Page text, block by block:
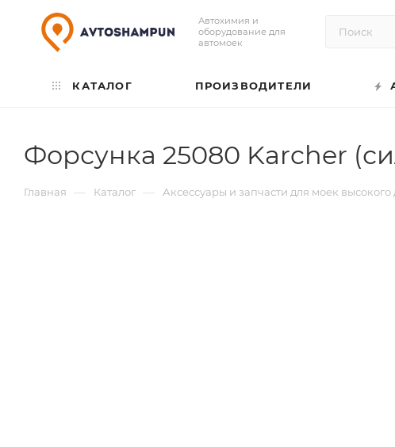
Автохимия и
оборудование для
автомоек
КАТАЛОГ ПРОИЗВОДИТЕЛИ
Форсунка 25080 Karcher
Главная — Каталог — Аксессуары и запчасти для моек высокого